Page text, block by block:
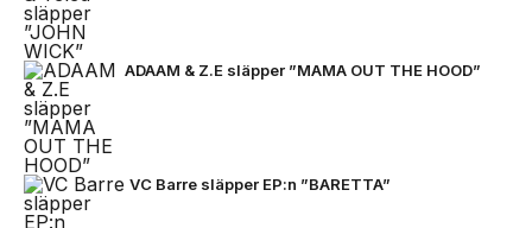
ADAAM & Z.E släpper ”MAMA OUT THE HOOD”
VC Barre släpper EP:n ”BARETTA”